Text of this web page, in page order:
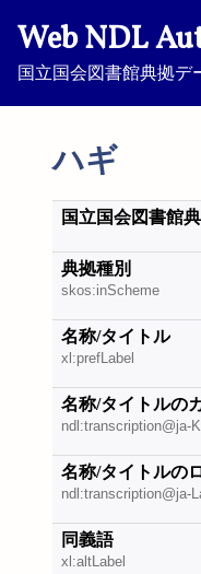
Web NDL
国立国会図書館典拠デ
ハギ
国立国会図書館
典拠種別
skos:inScheme
名称/タイトル
xl:prefLabel
名称/タイトルの
ndl:transcription@ja-
名称/タイトルの
ndl:transcription@ja-
同義語
xl:altLabel